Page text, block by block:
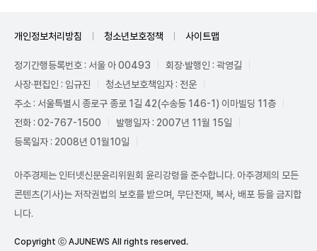
개인정보처리방침 청소년보호정책 사이트맵
정기간행등록번호 : 서울 아 00493
회장·발행인 : 곽영길
사장·편집인 : 임규진
청소년보호책임자 : 전운
주소 : 서울특별시 종로구 종로 1길 42(수송동 146-1) 이마빌딩 11층
전화 : 02-767-1500
발행일자 : 2007년 11월 15일
등록일자 : 2008년 01월10일
아주경제는 인터넷신문윤리위원회 윤리강령을 준수합니다. 아주경제의 모든
콘텐츠(기사)는 저작권법의 보호를 받으며, 무단전재, 복사, 배포 등을 금지합
니다.
Copyright ⓒ AJUNEWS All rights reserved.